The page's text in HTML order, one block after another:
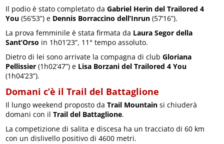
Il podio è stato completato daGabriel Herin del Trailored 4
You (56’53”) e Dennis Borraccino dell’Inrun (57’16”).
La prova femminile è stata firmata da Laura Segor della
Sant’Orso in 1h01’23”, 11° tempo assoluto.
Dietro di lei sono arrivate la compagna di clubGloriana
Pellissier (1h02’47”) e Lisa Borzani del Trailored 4 You
(1h04’23”).
Domani c’è il Trail del Battaglione
Il lungo weekend proposto daTrail Mountain si chiuderà
domani con ilTrail del Battaglione.
La competizione di salita e discesa ha un tracciato di 60 km
con un dislivello positivo di 4600 metri.